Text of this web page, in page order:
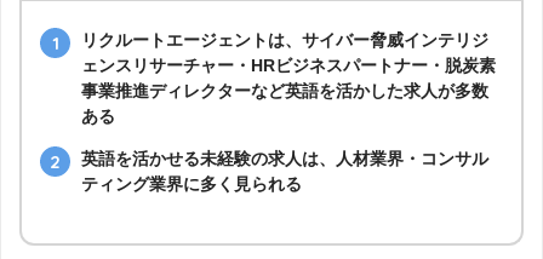
リクルートエージェントは、サイバー脅威インテリジ
ェンスリサーチャー・HRビジネスパートナー・脱炭素
事業推進ディレクターなど英語を活かした求人が多数
ある
英語を活かせる未経験の求人は、人材業界・コンサル
ティング業界に多く見られる